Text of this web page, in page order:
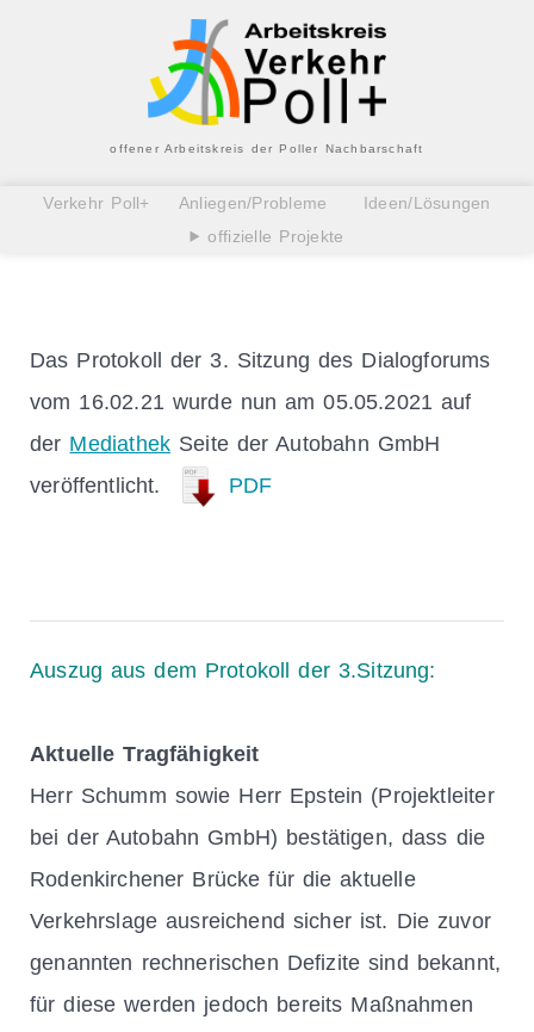
offener Arbeitskreis der Poller Nachbarschaft
Verkehr Poll+ Anliegen/Probleme
Ideen/Lösungen
offizielle Projekte
Das Protokoll der 3. Sitzung des Dialogforums
vom 16.02.21 wurde nun am 05.05.2021 auf
der Mediathek Seite der Autobahn GmbH
veröffentlicht.
PDF
Auszug aus dem Protokoll der 3.Sitzung:
Aktuelle Tragfähigkeit
Herr Schumm sowie Herr Epstein (Projektleiter
bei der Autobahn GmbH) bestätigen, dass die
Rodenkirchener Brücke für die aktuelle
Verkehrslage ausreichend sicher ist. Die zuvor
genannten rechnerischen Defizite sind bekannt,
für diese werden jedoch bereits Maßnahmen